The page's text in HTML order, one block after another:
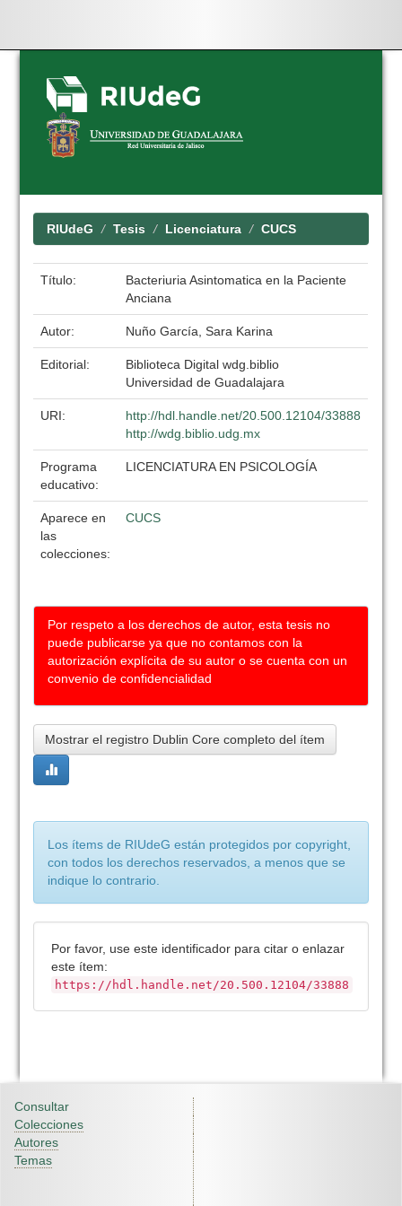
Skip
navigation
RIUdeG Tesis Licenciatura CUCS
Título:
Bacteriuria Asintomatica en la Paciente
Anciana
Autor: Nuño García, Sara Karina
Editorial:
Biblioteca Digital wdg.biblio
Universidad de Guadalajara
URI:
http://hdl.handle.net/20.500.12104/33888
http://wdg.biblio.udg.mx
Programa
educativo:
LICENCIATURA EN PSICOLOGÍA
Aparece en
las
colecciones:
CUCS
Por respeto a los derechos de autor, esta tesis no
puede publicarse ya que no contamos con la
autorización explícita de su autor o se cuenta con un
convenio de confidencialidad
Mostrar el registro Dublin Core completo del ítem
Los ítems de RIUdeG están protegidos por copyright,
con todos los derechos reservados, a menos que se
indique lo contrario.
Por favor, use este identificador para citar o enlazar
este ítem:
https://hdl.handle.net/20.500.12104/33888
Consultar
Colecciones
Autores
Temas